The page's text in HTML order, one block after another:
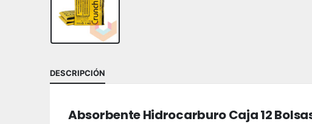
DESCRIPCIÓN
Absorbente Hidrocarburo Caja 12